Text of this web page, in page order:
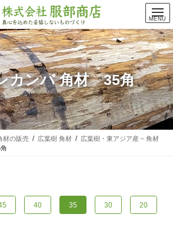
カンバ 角材 35角
材の販売 広葉樹 角材
広葉樹・東アジア産 – 角材
40 35 30 20
MENU